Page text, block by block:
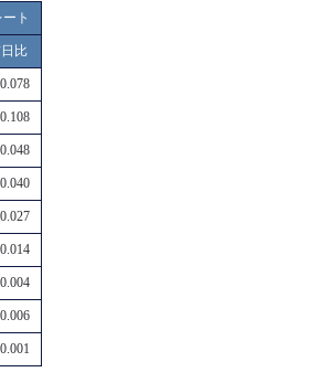
ト
比